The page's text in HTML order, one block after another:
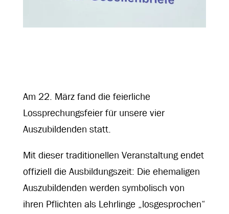
Am 22. März fand die feierliche
Lossprechungsfeier für unsere vier
Auszubildenden statt.
Mit dieser traditionellen Veranstaltung endet
offiziell die Ausbildungszeit: Die ehemaligen
Auszubildenden werden symbolisch von
ihren Pflichten als Lehrlinge „losgesprochen“